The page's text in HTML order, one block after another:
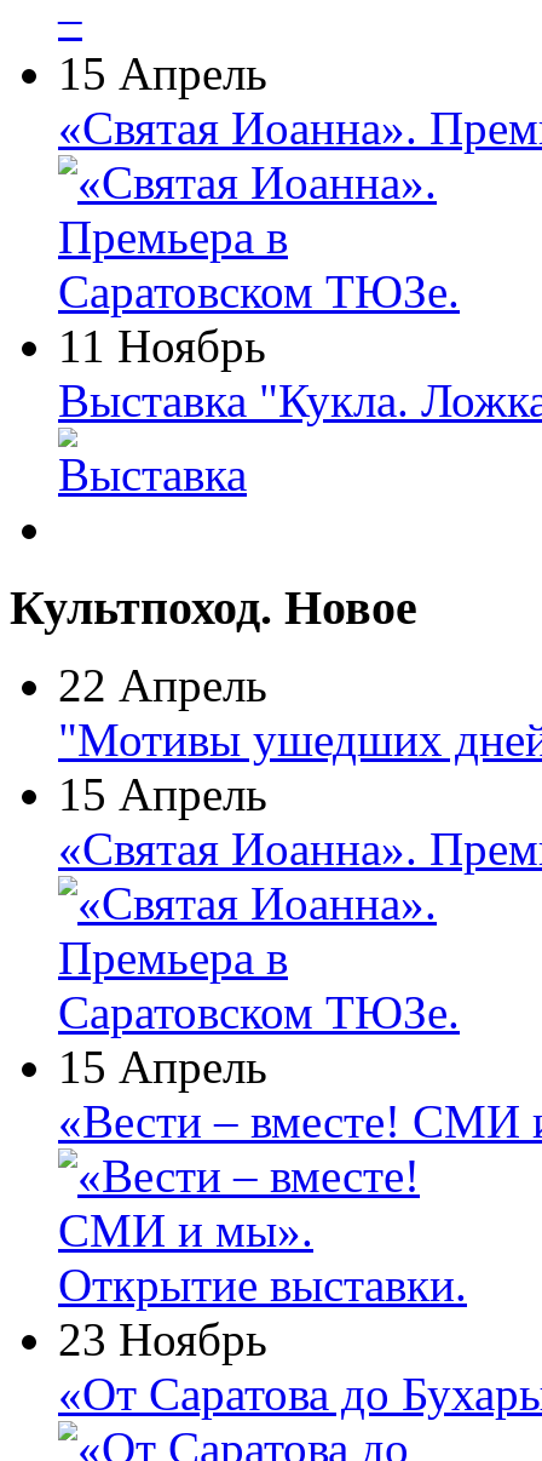
15 Апрель
«Святая Иоанна».
11 Ноябрь
Выставка "Кукла.
Культпоход. Новое
22 Апрель
"Мотивы ушедших
15 Апрель
«Святая Иоанна».
15 Апрель
«Вести – вместе! СМИ
23 Ноябрь
«От Саратова до